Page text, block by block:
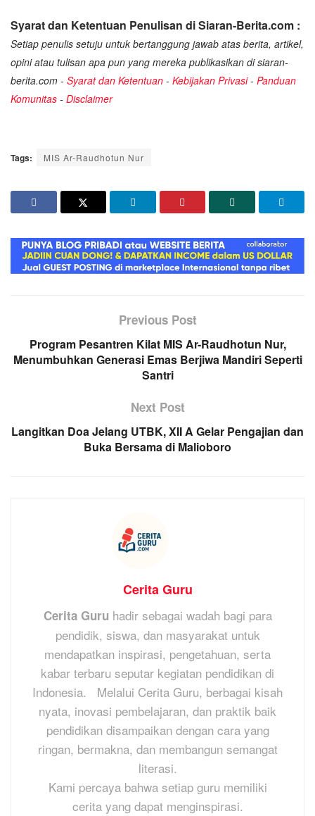
Syarat dan Ketentuan Penulisan di Siaran-Berita.com :
Setiap penulis setuju untuk bertanggung jawab atas berita, artikel,
opini atau tulisan apa pun yang mereka publikasikan di siaran-
berita.com - Syarat dan Ketentuan - Kebijakan Privasi- Panduan
Komunitas - Disclaimer
Tags: MIS Ar-Raudhotun Nur
Previous Post
Program Pesantren Kilat MIS Ar-Raudhotun Nur,
Menumbuhkan Generasi Emas Berjiwa Mandiri Seperti
Santri
Next Post
Langitkan Doa Jelang UTBK, XII A Gelar Pengajian dan
Buka Bersama di Malioboro
Cerita Guru
Cerita Guru hadir sebagai wadah bagi para
pendidik, siswa, dan masyarakat untuk
mendapatkan inspirasi, pengetahuan, serta
kabar terbaru seputar kegiatan pendidikan di
Indonesia. Melalui Cerita Guru, berbagai kisah
nyata, inovasi pembelajaran, dan praktik baik
pendidikan disampaikan dengan cara yang
ringan, bermakna, dan membangun semangat
literasi.
Kami percaya bahwa setiap guru memiliki
cerita yang dapat menginspirasi.